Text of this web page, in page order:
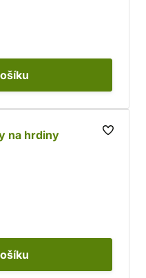
na hrdiny